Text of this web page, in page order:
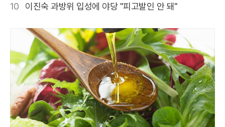
10
이진숙 과방위 입성에 야당 "피고발인 안 돼"